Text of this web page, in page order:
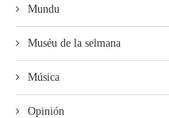
Mundu
Muséu de la selmana
Música
Opinión